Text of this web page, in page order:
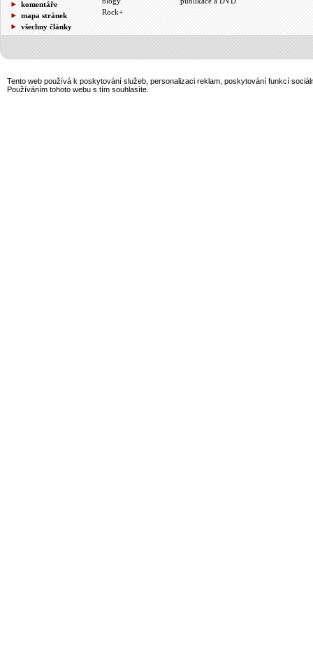
komentáře
mapa stránek
všechny články
Rock+
Tento web používá k poskytování služeb, personalizaci reklam, poskytování funkcí
Používáním tohoto webu s tím souhlasíte.